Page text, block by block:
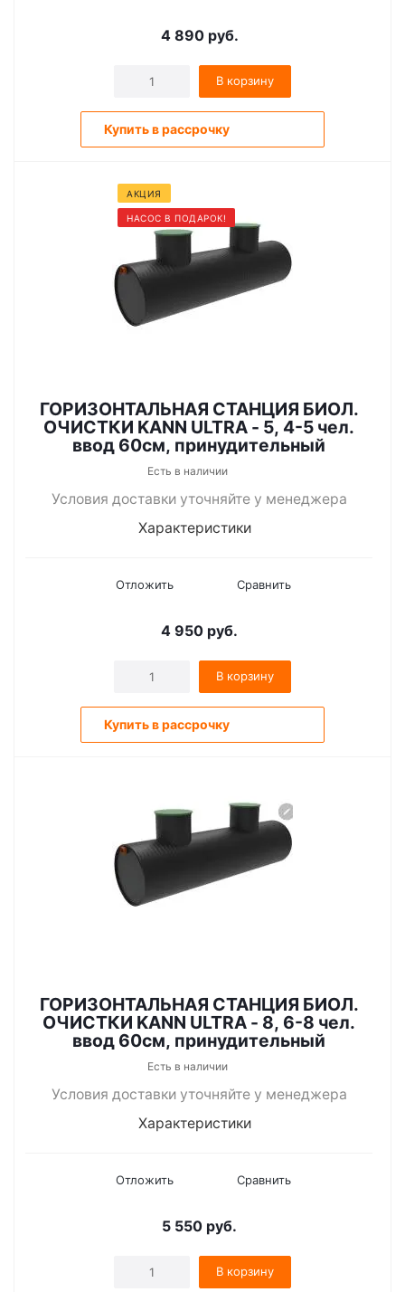
4 890руб.
В корзину
Купить в рассрочку
АКЦИЯ
НАСОС В ПОДАРОК!
ГОРИЗОНТАЛЬНАЯ СТАНЦИЯ БИОЛ.
ОЧИСТКИ KANN ULTRA - 5, 4-5 чел.
ввод 60см, принудительный
Есть в наличии
Условия доставки уточняйте у менеджера
Характеристики
Отложить Сравнить
4 950 руб.
В корзину
Купить в рассрочку
ГОРИЗОНТАЛЬНАЯ СТАНЦИЯ БИОЛ.
ОЧИСТКИ KANN ULTRA - 8, 6-8 чел.
ввод 60см, принудительный
Есть в наличии
Условия доставки уточняйте у менеджера
Характеристики
Отложить Сравнить
5 550 руб.
В корзину